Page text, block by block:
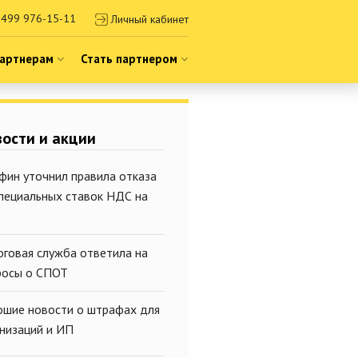
976-15-11 Личный кабинет
Стать партнером
и акции
уточнил правила отказа
ставок НДС на
служба ответила на
о СПОТ
новости о штрафах для
и ИП